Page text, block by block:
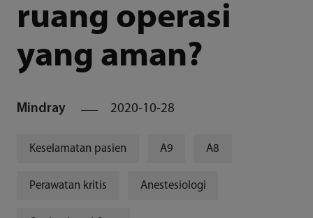
ruang operasi
yang aman?
Mindray 2020-10-28
Keselamatan pasien A9 A8
Perawatan kritis Anestesiologi